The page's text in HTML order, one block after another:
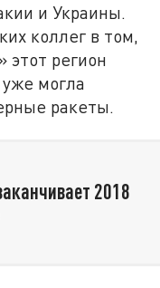
и Украины.
коллег в том,
этот регион
могла
ракеты.
2018